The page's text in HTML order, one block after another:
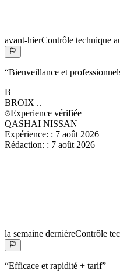
avant-hierContrôle technique
“Bienveillance et
B
BROIX ..
Experience vérifiée
QASHAI NISSAN
Expérience: : 7 août 2026
Rédaction: : 7 août 2026
la semaine dernièreContrôle
“Efficace et rapidité + tarif”